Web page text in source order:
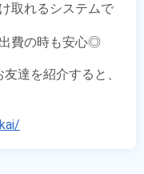
取れるシステムで
費の時も安心◎
達を紹介すると、